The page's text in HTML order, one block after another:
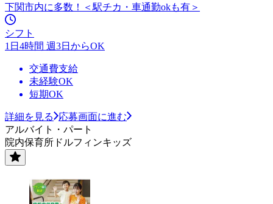
下関市内に多数！＜駅チカ・車通勤okも有＞
シフト
1日4時間 週3日からOK
交通費支給
未経験OK
短期OK
詳細を見る
応募画面に進む
アルバイト・パート
院内保育所ドルフィンキッズ